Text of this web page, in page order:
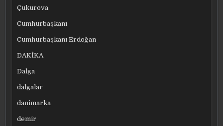
Çukurova
Cumhurbaşkanı
Cumhurbaşkanı Erdoğan
DAKİKA
Dalga
dalgalar
danimarka
demir